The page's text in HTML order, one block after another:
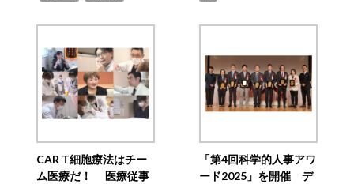
CAR T細胞療法はチー
ム医療だ！ 医療従事
「第4回科学的人事アワ
ード2025」を開催 デ